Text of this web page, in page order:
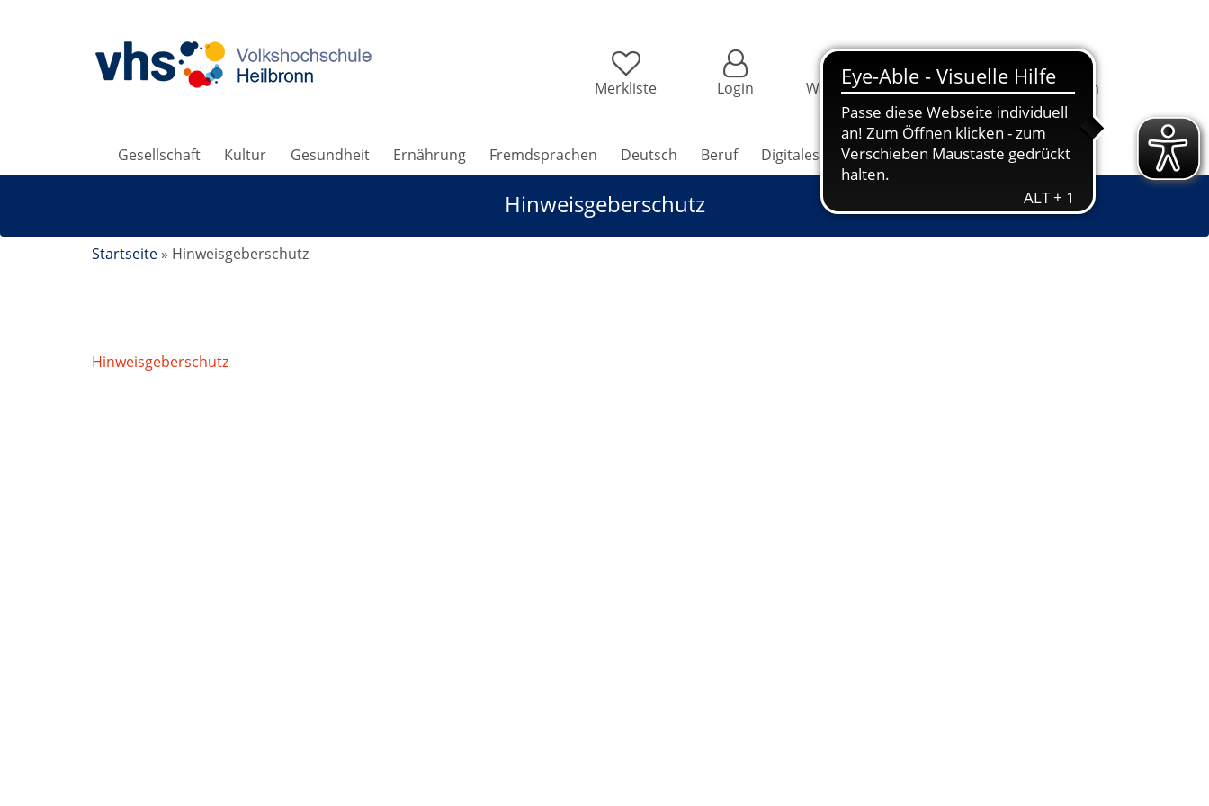
Merkliste Login Warenkorb Information Programm
Gesellschaft Kultur Gesundheit Ernährung Fremdsprachen Deutsch Beruf Digitales Grundbildung Jugendkunstschule
Hinweisgeberschutz
Startseite » Hinweisgeberschutz
Hinweisgeberschutz